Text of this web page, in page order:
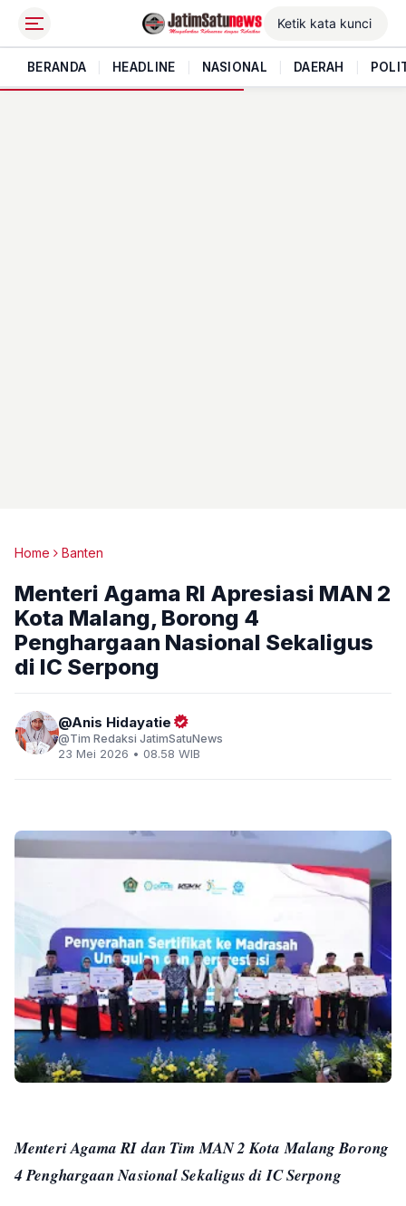
BERANDA HEADLINE NASIONAL DAERAH
Home Banten
Menteri Agama RI Apresiasi MAN 2
Kota Malang, Borong 4
Penghargaan Nasional Sekaligus
di IC Serpong
Anis Hidayatie
Tim Redaksi JatimSatuNews
23 Mei 2026 • 08.58 WIB
Menteri Agama RI dan Tim MAN 2 Kota Malang Borong
4 Penghargaan Nasional Sekaligus di IC Serpong